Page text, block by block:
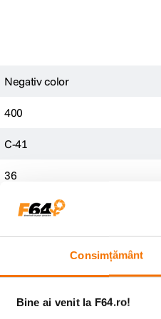
Consimțământ
Bine ai venit la F64.ro!
Negativ color
400
C-41
36